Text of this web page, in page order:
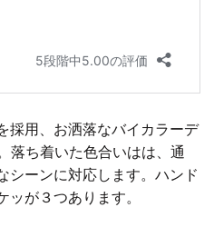
採用、お洒落なバイカラーデ
落ち着いた色合いはは、通
シーンに対応します。ハンド
が３つあります。